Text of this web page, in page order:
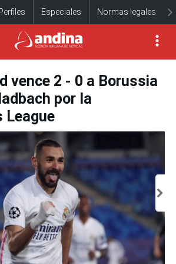
Perfiles Especiales Normas legales
vence 2 - 0 a Borussia
por la
League